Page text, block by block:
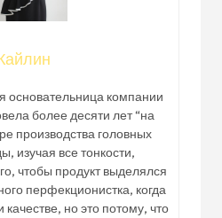
основательница компании
более десяти лет “на
производства головных
изучая все тонкости,
чтобы продукт выделялся
перфекционистка, когда
качестве, но это потому, что